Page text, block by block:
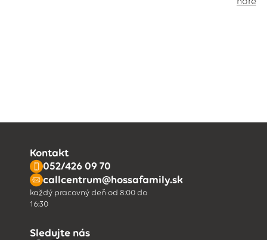
Kontakt
052/426 09 70
callcentrum@hossafamily.sk
každý pracovný deň od 8:00 do
16:30
Sledujte nás